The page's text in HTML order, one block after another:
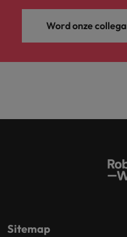
Word onze collega
Sitemap